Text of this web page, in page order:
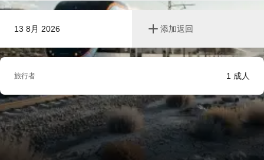
13 8月 2026 添加返回
旅行者 1 成人